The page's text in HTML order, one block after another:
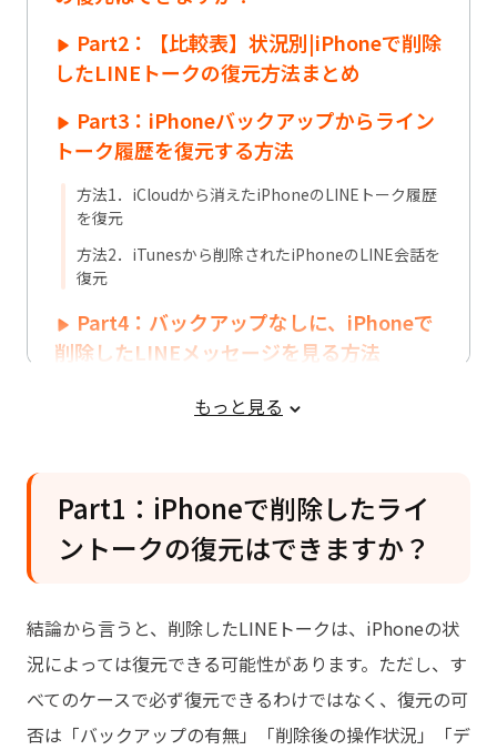
Part2：【比較表】状況別|iPhoneで削除
したLINEトークの復元方法まとめ
Part3：iPhoneバックアップからライン
トーク履歴を復元する方法
方法1．iCloudから消えたiPhoneのLINEトーク履歴
を復元
方法2．iTunesから削除されたiPhoneのLINE会話を
復元
Part4：バックアップなしに、iPhoneで
削除したLINEメッセージを見る方法
方法1．LINEデータ復元ソフトから消えたiPhoneの
ライントークを復元する
方法3．PC版LINEでトーク履歴を確認する
Part5：LINEトーク履歴をどうしても復
元したい場合のよくある質問
もっと見る
Part1：iPhoneで削除したライ
ントークの復元はできますか？
結論から言うと、削除したLINEトークは、iPhoneの状
況によっては復元できる可能性があります。ただし、す
べてのケースで必ず復元できるわけではなく、復元の可
否は「バックアップの有無」「削除後の操作状況」「デ